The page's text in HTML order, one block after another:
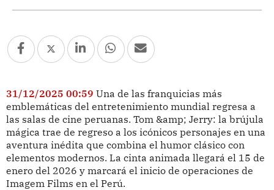
31/12/2025 00:59 Una de las franquicias más
emblemáticas del entretenimiento mundial regresa a
las salas de cine peruanas. Tom &amp; Jerry: la brújula
mágica trae de regreso a los icónicos personajes en una
aventura inédita que combina el humor clásico con
elementos modernos. La cinta animada llegará el 15 de
enero del 2026 y marcará el inicio de operaciones de
Imagem Films en el Perú.